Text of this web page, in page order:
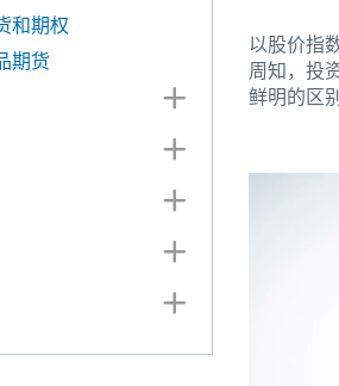
和期权
期货
以股价指
周知，投
鲜明的区